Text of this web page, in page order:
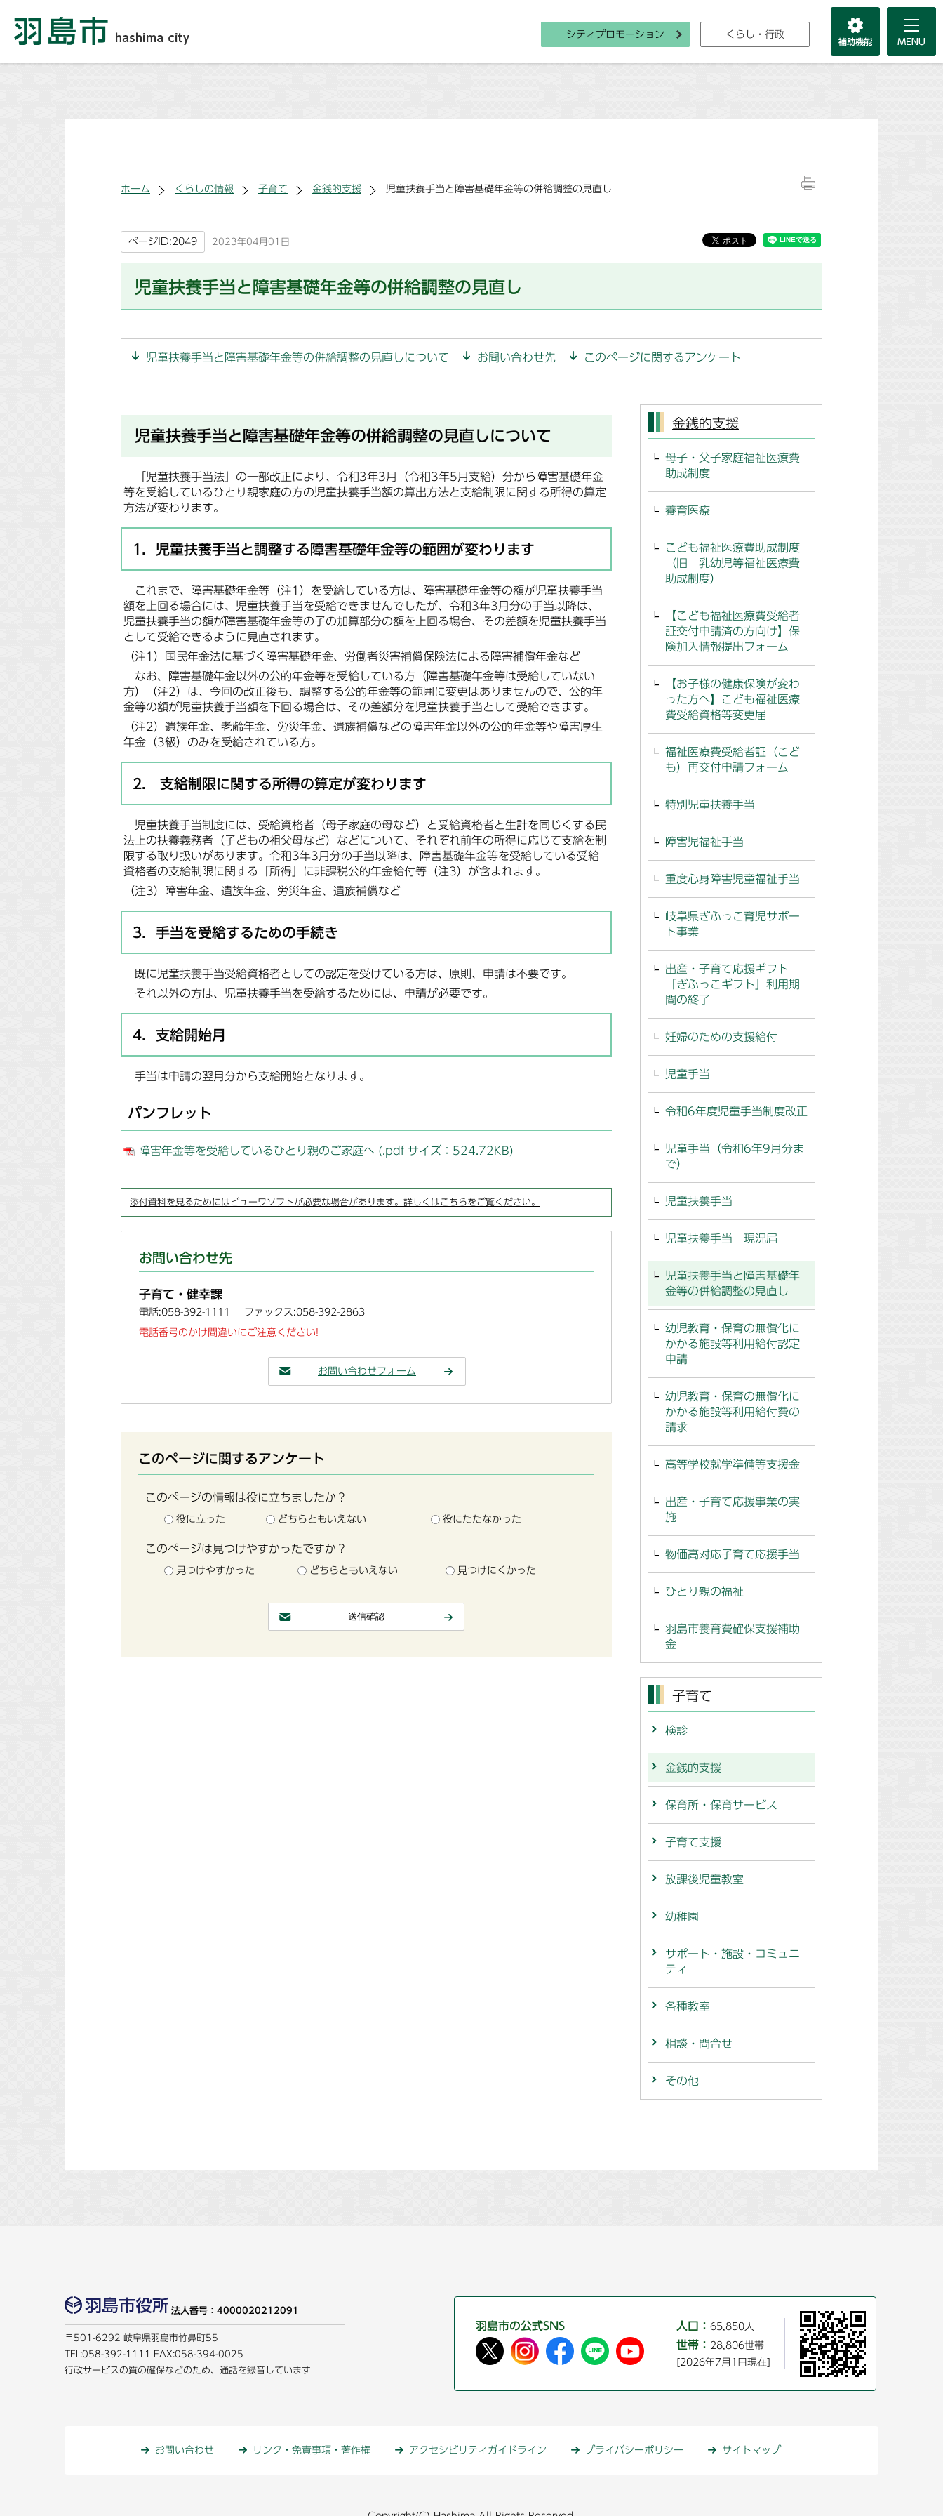
シティプロモーション くらし・行政
ホーム くらしの情報 子育て 金銭的支援 児童扶養手当と障害基礎年金等の併給調整の見直し
ページID:2049 2023年04月01日
児童扶養手当と障害基礎年金等の併給調整の見直し
児童扶養手当と障害基礎年金等の併給調整の見直しについて お問い合わせ先 このページに関するアンケート
児童扶養手当と障害基礎年金等の併給調整の見直しについて
「児童扶養手当法」の一部改正により、令和3年3月（令和3年5月支給）分から障害基礎年金
等を受給しているひとり親家庭の方の児童扶養手当額の算出方法と支給制限に関する所得の算定
方法が変わります。
1．児童扶養手当と調整する障害基礎年金等の範囲が変わります
これまで、障害基礎年金等（注1）を受給している方は、障害基礎年金等の額が児童扶養手当
額を上回る場合には、児童扶養手当を受給できませんでしたが、令和3年3月分の手当以降は、
児童扶養手当の額が障害基礎年金等の子の加算部分の額を上回る場合、その差額を児童扶養手当
として受給できるように見直されます。
（注1）国民年金法に基づく障害基礎年金、労働者災害補償保険法による障害補償年金など
なお、障害基礎年金以外の公的年金等を受給している方（障害基礎年金等は受給していない
方）（注2）は、今回の改正後も、調整する公的年金等の範囲に変更はありませんので、公的年
金等の額が児童扶養手当額を下回る場合は、その差額分を児童扶養手当として受給できます。
（注2）遺族年金、老齢年金、労災年金、遺族補償などの障害年金以外の公的年金等や障害厚生
年金（3級）のみを受給されている方。
2. 支給制限に関する所得の算定が変わります
児童扶養手当制度には、受給資格者（母子家庭の母など）と受給資格者と生計を同じくする民
法上の扶養義務者（子どもの祖父母など）などについて、それぞれ前年の所得に応じて支給を制
限する取り扱いがあります。令和3年3月分の手当以降は、障害基礎年金等を受給している受給
資格者の支給制限に関する「所得」に非課税公的年金給付等（注3）が含まれます。
（注3）障害年金、遺族年金、労災年金、遺族補償など
3．手当を受給するための手続き
既に児童扶養手当受給資格者としての認定を受けている方は、原則、申請は不要です。
それ以外の方は、児童扶養手当を受給するためには、申請が必要です。
4．支給開始月
手当は申請の翌月分から支給開始となります。
パンフレット
障害年金等を受給しているひとり親のご家庭へ (.pdf サイズ：524.72KB)
添付資料を見るためにはビューワソフトが必要な場合があります。詳しくはこちらをご覧ください。
お問い合わせ先
子育て・健幸課
電話:058-392-1111 ファックス:058-392-2863
電話番号のかけ間違いにご注意ください!
お問い合わせフォーム
このページに関するアンケート
このページの情報は役に立ちましたか？
役に立った どちらともいえない 役にたたなかった
このページは見つけやすかったですか？
見つけやすかった どちらともいえない 見つけにくかった
金銭的支援
母子・父子家庭福祉医療費
助成制度
養育医療
こども福祉医療費助成制度
（旧 乳幼児等福祉医療費
助成制度）
【こども福祉医療費受給者
証交付申請済の方向け】保
険加入情報提出フォーム
【お子様の健康保険が変わ
った方へ】こども福祉医療
費受給資格等変更届
福祉医療費受給者証（こど
も）再交付申請フォーム
特別児童扶養手当
障害児福祉手当
重度心身障害児童福祉手当
岐阜県ぎふっこ育児サポー
ト事業
出産・子育て応援ギフト
「ぎふっこギフト」利用期
間の終了
妊婦のための支援給付
児童手当
令和6年度児童手当制度改正
児童手当（令和6年9月分ま
で）
児童扶養手当
児童扶養手当 現況届
児童扶養手当と障害基礎年
金等の併給調整の見直し
幼児教育・保育の無償化に
かかる施設等利用給付認定
申請
幼児教育・保育の無償化に
かかる施設等利用給付費の
請求
高等学校就学準備等支援金
出産・子育て応援事業の実
施
物価高対応子育て応援手当
ひとり親の福祉
羽島市養育費確保支援補助
金
子育て
検診
金銭的支援
保育所・保育サービス
子育て支援
放課後児童教室
幼稚園
サポート・施設・コミュニ
ティ
各種教室
相談・問合せ
その他
法人番号：4000020212091
〒501-6292 岐阜県羽島市竹鼻町55
TEL:058-392-1111
FAX:058-394-0025
行政サービスの質の確保などのため、通話を録音しています
羽島市の公式SNS 人口： 65,850人
世帯： 28,806世帯
[2026年7月1日現在]
お問い合わせ リンク・免責事項・著作権 アクセシビリティガイドライン プライバシーポリシー サイトマップ